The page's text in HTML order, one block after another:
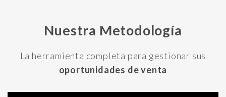
Nuestra Metodología
La herramienta completa para gestionar sus
oportunidades de venta